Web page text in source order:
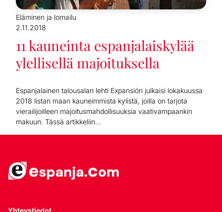
Eläminen ja lomailu
2.11.2018
11 kauneinta espanjalaiskylää
ylellisellä majoituksella
Espanjalainen talousalan lehti Expansión julkaisi lokakuussa
2018 listan maan kauneimmista kylistä, joilla on tarjota
vierailijoilleen majoitusmahdollisuuksia vaativampaankin
makuun. Tässä artikkeliin...
Yhteystiedot